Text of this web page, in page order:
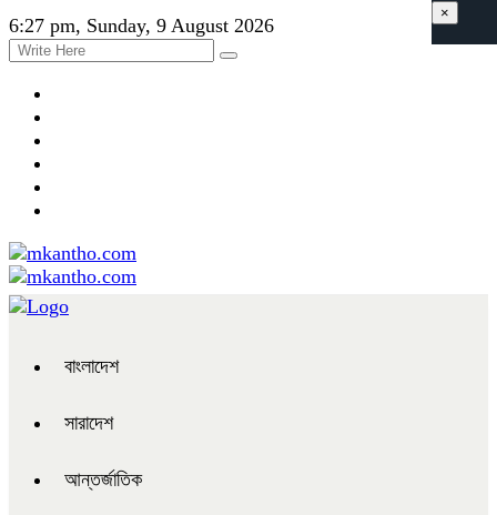
6:27 pm, Sunday, 9 August 2026
বাংলাদেশ
সারাদেশ
আন্তর্জাতিক
×